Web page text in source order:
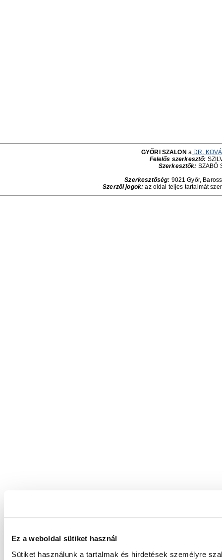
Ez a weboldal sütiket használ
Sütiket használunk a tartalmak és hirdetések személyre
GYŐRI SZALON a DR.
Felelős szerkesztő:
Szerkesztők: SZABÓ
Szerkesztőség: 9021 Győr,
Szerzői jogok: az oldal teljes tartalmát